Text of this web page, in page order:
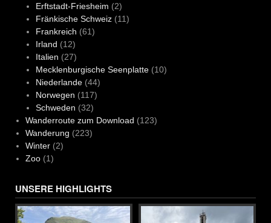
Erftstadt-Friesheim (2)
Fränkische Schweiz(11)
Frankreich (61)
Irland (12)
Italien (27)
Mecklenburgische Seenplatte(10)
Niederlande(44)
Norwegen (117)
Schweden (32)
Wanderroute zum Download (123)
Wanderung (223)
Winter(2)
Zoo(1)
UNSERE HIGHLIGHTS